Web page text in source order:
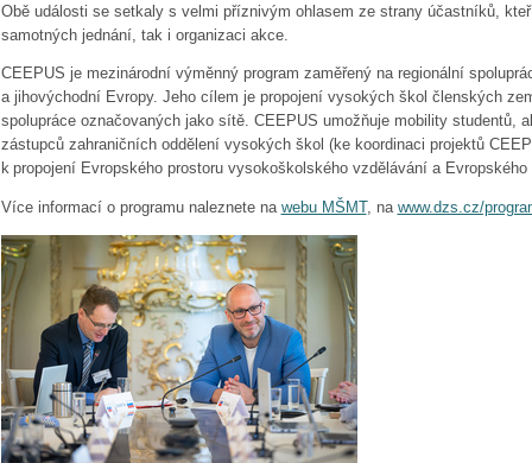
Obě události se setkaly s velmi příznivým ohlasem ze strany účastníků,
samotných jednání, tak i organizaci akce.
CEEPUS je mezinárodní výměnný program zaměřený na regionální
a jihovýchodní Evropy. Jeho cílem je propojení vysokých škol členských
spolupráce označovaných jako sítě. CEEPUS umožňuje mobility studentů,
zástupců zahraničních oddělení vysokých škol (ke koordinaci projektů
k propojení Evropského prostoru vysokoškolského vzdělávání a
Více informací o programu naleznete na webu MŠMT, na www.dzs.cz/